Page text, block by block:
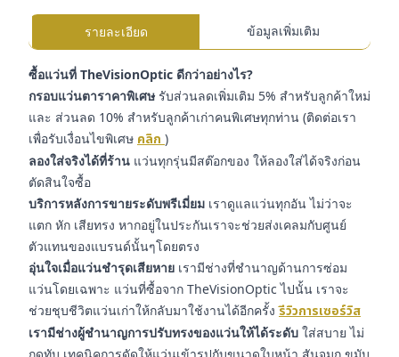
รายละเอียด ข้อมูลเพิ่มเติม
ซื้อแว่นที่ TheVisionOptic ดีกว่าอย่างไร?
กรอบแว่นตาราคาพิเศษ รับส่วนลดเพิ่มเติม 5% สำหรับลูกค้าใหม่
และ ส่วนลด 10% สำหรับลูกค้าเก่าคนพิเศษทุกท่าน (ติดต่อเรา
เพื่อรับเงื่อนไขพิเศษ คลิก )
ลองใส่จริงได้ที่ร้าน แว่นทุกรุ่นมีสต๊อกของ ให้ลองใส่ได้จริงก่อน
ตัดสินใจซื้อ
บริการหลังการขายระดับพรีเมี่ยม เราดูแลแว่นทุกอัน ไม่ว่าจะ
แตก หัก เสียทรง หากอยู่ในประกันเราจะช่วยส่งเคลมกับศูนย์
ตัวแทนของแบรนด์นั้นๆโดยตรง
อุ่นใจเมื่อแว่นชำรุดเสียหาย เรามีช่างที่ชำนาญด้านการซ่อม
แว่นโดยเฉพาะ แว่นที่ซื้อจาก TheVisionOptic ไปนั้น เราจะ
ช่วยชุบชีวิตแว่นเก่าให้กลับมาใช้งานได้อีกครั้งรีวิวการเซอร์วิส
เรามีช่างผู้ชำนาญการปรับทรงของแว่นให้ได้ระดับ ใส่สบาย ไม่